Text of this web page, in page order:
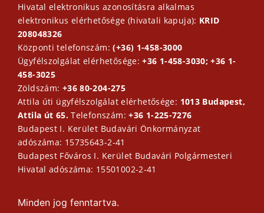
Hivatal elektronikus azonosításra alkalmas
elektronikus elérhetősége (hivatali kapuja): KRID
208048326
Központi telefonszám:(+36) 1-458-3000
Ügyfélszolgálat elérhetősége:+36 1-458-3030; +36 1-
458-3025
Zöldszám: +36 80-204-275
Attila úti ügyfélszolgálat elérhetősége: 1013 Budapest,
Attila út 65.Telefonszám:+36 1-225-7276
Budapest I. Kerület Budavári Önkormányzat
adószáma: 15735643-2-41
Budapest Főváros I. Kerület Budavári Polgármesteri
Hivatal adószáma: 15501002-2-41
Minden jog fenntartva.